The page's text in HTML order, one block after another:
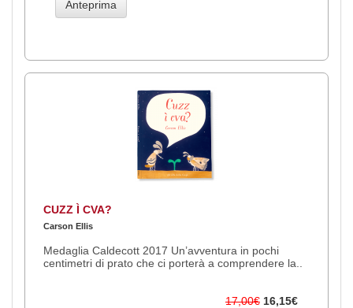
Anteprima
CUZZ Ì CVA?
Carson Ellis
Medaglia Caldecott 2017 Un’avventura in pochi
centimetri di prato che ci porterà a comprendere la..
17,00€ 16,15€